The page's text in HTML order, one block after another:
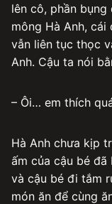
lên cô, phần
mông Hà Anh,
vẫn liên tục thọc
Anh. Cậu ta nói
– Ôi… em thích
Hà Anh chưa kịp
ấm của cậu bé
và cậu bé đi tắm
món ăn để cùng